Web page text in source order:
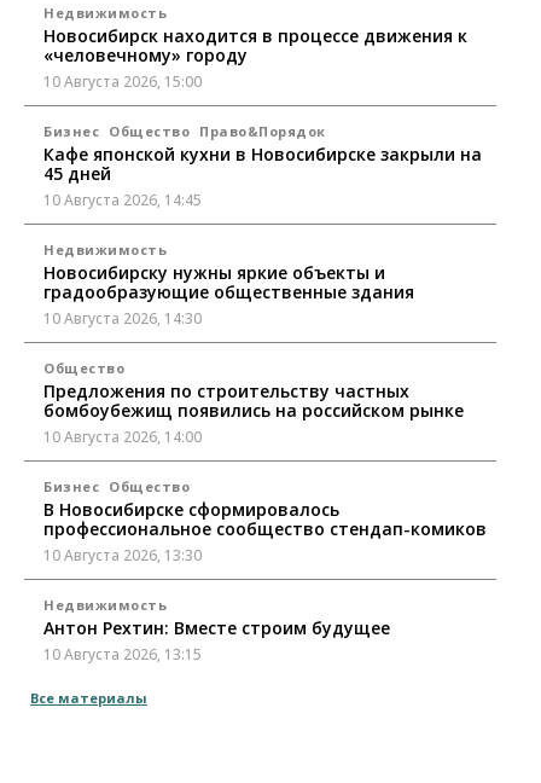
Недвижимость
Новосибирск находится в процессе движения к
«человечному» городу
10 Августа 2026, 15:00
Бизнес Общество Право&Порядок
Кафе японской кухни в Новосибирске закрыли на
45 дней
10 Августа 2026, 14:45
Недвижимость
Новосибирску нужны яркие объекты и
градообразующие общественные здания
10 Августа 2026, 14:30
Общество
Предложения по строительству частных
бомбоубежищ появились на российском рынке
10 Августа 2026, 14:00
Бизнес Общество
В Новосибирске сформировалось
профессиональное сообщество стендап-комиков
10 Августа 2026, 13:30
Недвижимость
Антон Рехтин: Вместе строим будущее
10 Августа 2026, 13:15
Бизнес Общество
Все материалы